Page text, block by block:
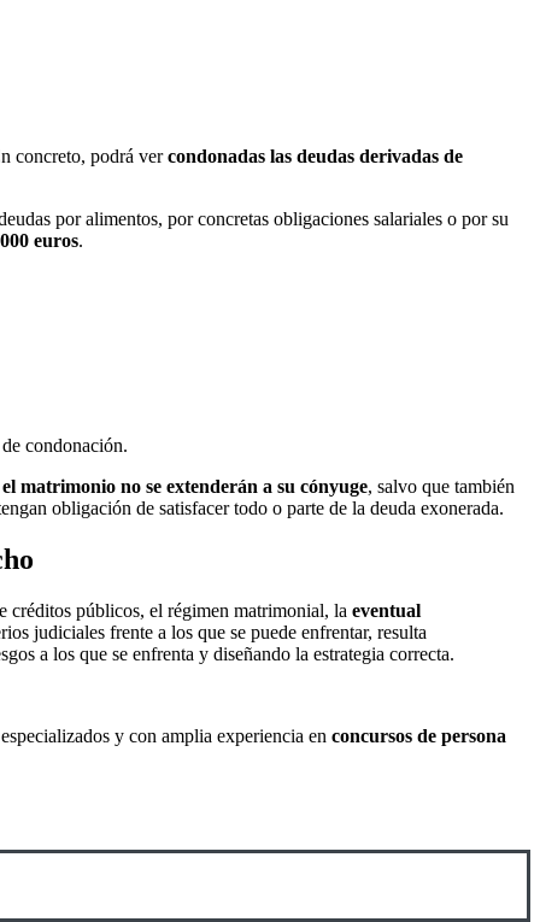
concreto, podrá vercondonadas las deudas derivadas de
por alimentos, por concretas obligaciones salariales o por su
euros.
condonación.
matrimonio no se extenderán a su cónyuge, salvo que también
obligación de satisfacer todo o parte de la deuda exonerada.
créditos públicos, el régimen matrimonial, la eventual
judiciales frente a los que se puede enfrentar, resulta
a los que se enfrenta y diseñando la estrategia correcta.
y con amplia experiencia en concursos de persona